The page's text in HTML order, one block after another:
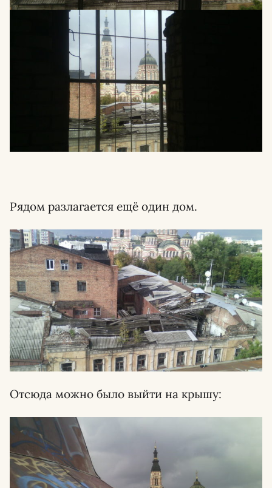
Рядом разлагается ещё один дом.
Отсюда можно было выйти на крышу: